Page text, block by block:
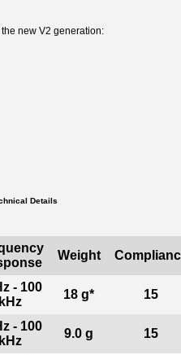
new V2 generation:
Details
Weight
- 100
kHz
18 g* 15
- 100
kHz
9.0 g 15